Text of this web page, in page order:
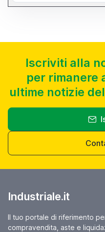
Iscriviti alla
per rimanere
ultime notizie
Industriale.it
Il tuo portale di riferimento
compravendita, aste e